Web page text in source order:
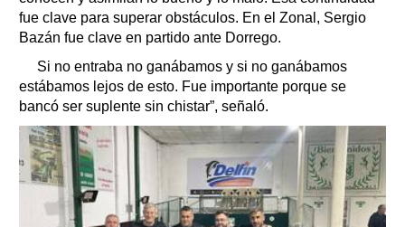
fue clave para superar obstáculos. En el Zonal, Sergio
Bazán fue clave en partido ante Dorrego.
Si no entraba no ganábamos y si no ganábamos
estábamos lejos de esto. Fue importante porque se
bancó ser suplente sin chistar”, señaló.